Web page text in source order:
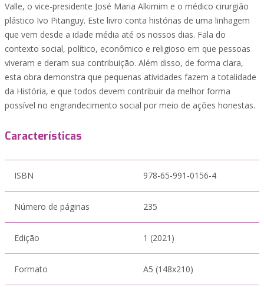
Valle, o vice-presidente José Maria Alkimim e o médico cirurgião
plástico Ivo Pitanguy. Este livro conta histórias de uma linhagem
que vem desde a idade média até os nossos dias. Fala do
contexto social, político, econômico e religioso em que pessoas
viveram e deram sua contribuição. Além disso, de forma clara,
esta obra demonstra que pequenas atividades fazem a totalidade
da História, e que todos devem contribuir da melhor forma
possível no engrandecimento social por meio de ações honestas.
Características
ISBN 978-65-991-0156-4
Número de páginas 235
Edição 1 (2021)
Formato A5 (148x210)